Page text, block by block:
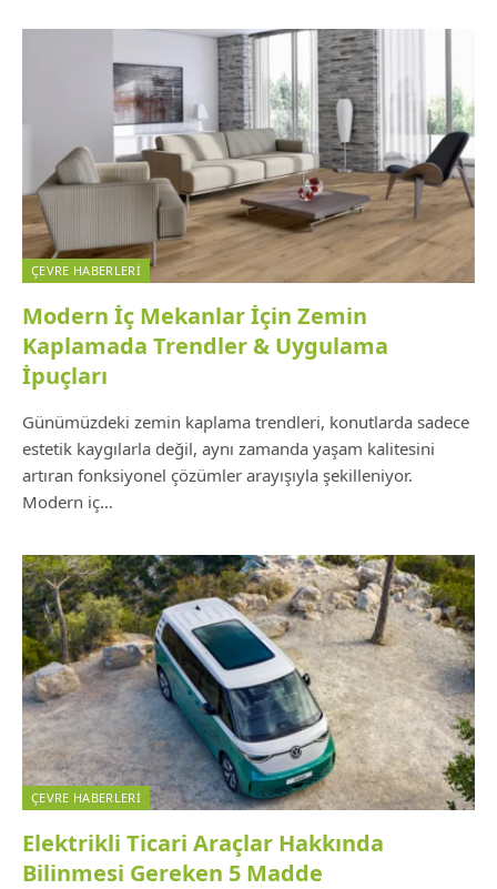
ÇEVRE HABERLERI
Modern İç Mekanlar İçin Zemin
Kaplamada Trendler & Uygulama
İpuçları
Günümüzdeki zemin kaplama trendleri, konutlarda sadece
estetik kaygılarla değil, aynı zamanda yaşam kalitesini
artıran fonksiyonel çözümler arayışıyla şekilleniyor.
Modern iç…
ÇEVRE HABERLERI
Elektrikli Ticari Araçlar Hakkında
Bilinmesi Gereken 5 Madde